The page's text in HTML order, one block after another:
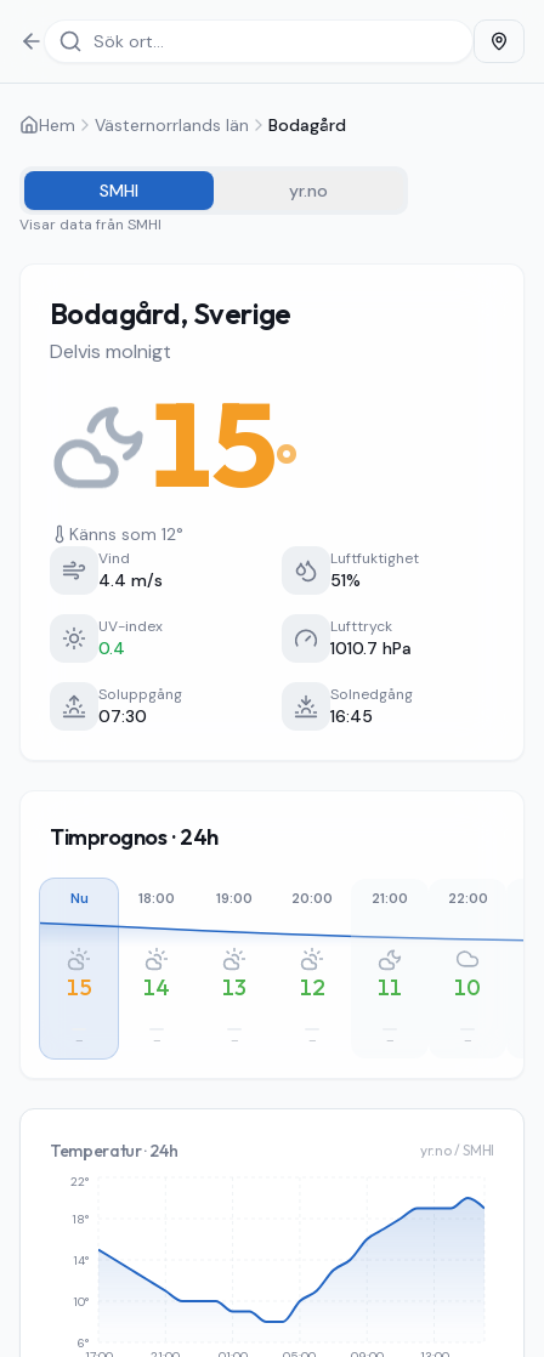
Hem Västernorrlands län Bodagård
SMHI yr.no
Visar data från SMHI
Bodagård, Sverige
Delvis molnigt
15°
Känns som 12°
Vind
4.4 m/s
Luftfuktighet
51%
UV-index
0.4
Lufttryck
1010.7 hPa
Soluppgång
07:30
Solnedgång
16:45
Timprognos · 24h
Nu
15
–
18:00
14
–
19:00
13
–
20:00
12
–
21:00
11
–
22:00
10
–
Temperatur · 24h yr.no / SMHI
6°
10°
14°
18°
22°